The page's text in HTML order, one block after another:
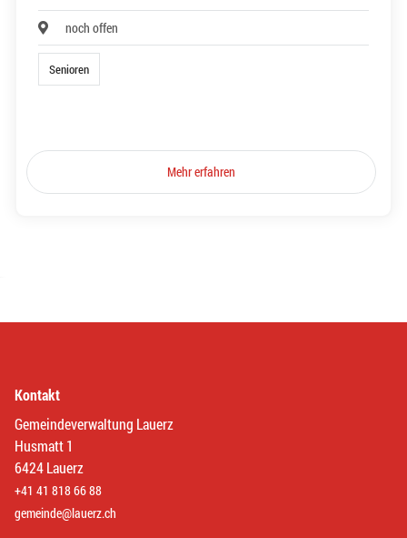
noch offen
Senioren
Mehr erfahren
Kontakt
Gemeindeverwaltung Lauerz
Husmatt 1
6424 Lauerz
+41 41 818 66 88
gemeinde@lauerz.ch